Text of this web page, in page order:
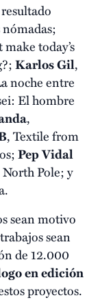
today’s
Karlos Gil,
noche entre
El hombre
,
, Textile from
Pep Vidal
Pole; y
sean motivo
sean
de 12.000
en edición
proyectos.